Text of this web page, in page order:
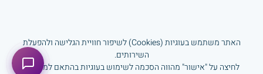
האתר משתמש בעוגיות (Cookies) לשיפור חוויית הגלישה ולהפעלת
השירותים.
לחיצה על "אישור" מהווה הסכמה לשימוש בעוגיות בהתאם למדיניות
www.gavnaprint.com